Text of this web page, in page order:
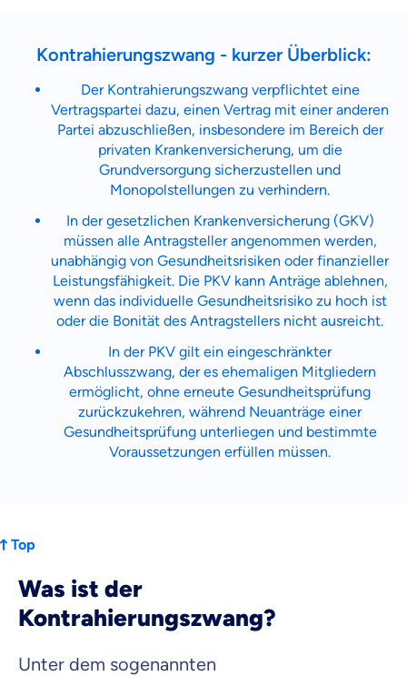
Kontrahierungszwang - kurzer Überblick:
Der Kontrahierungszwang verpflichtet eine
Vertragspartei dazu, einen Vertrag mit einer anderen
Partei abzuschließen, insbesondere im Bereich der
privaten Krankenversicherung, um die
Grundversorgung sicherzustellen und
Monopolstellungen zu verhindern.
In der gesetzlichen Krankenversicherung (GKV)
müssen alle Antragsteller angenommen werden,
unabhängig von Gesundheitsrisiken oder finanzieller
Leistungsfähigkeit. Die PKV kann Anträge ablehnen,
wenn das individuelle Gesundheitsrisiko zu hoch ist
oder die Bonität des Antragstellers nicht ausreicht.
In der PKV gilt ein eingeschränkter
Abschlusszwang, der es ehemaligen Mitgliedern
ermöglicht, ohne erneute Gesundheitsprüfung
zurückzukehren, während Neuanträge einer
Gesundheitsprüfung unterliegen und bestimmte
Voraussetzungen erfüllen müssen.
Top
Was ist der
Kontrahierungszwang?
Unter dem sogenannten
Versicherung
Krankenhaus
Mit dem Abschicken meiner Daten erkläre ich meine Einwilligungzur
Kontaktaufnahme durch ottonova.
Weiter zu deinen Informationen